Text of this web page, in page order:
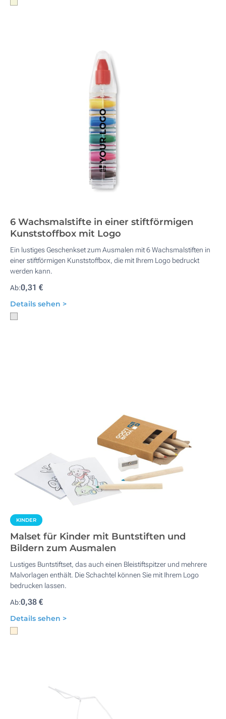
6 Wachsmalstifte in einer stiftförmigen
Kunststoffbox mit Logo
Ein lustiges Geschenkset zum Ausmalen mit 6 Wachsmalstiften in
einer stiftförmigen Kunststoffbox, die mit Ihrem Logo bedruckt
werden kann.
Ab:0,31 €
Details sehen >
KINDER
Malset für Kinder mit Buntstiften und
Bildern zum Ausmalen
Lustiges Buntstiftset, das auch einen Bleistiftspitzer und mehrere
Malvorlagen enthält. Die Schachtel können Sie mit Ihrem Logo
bedrucken lassen.
Ab:0,38 €
Details sehen >